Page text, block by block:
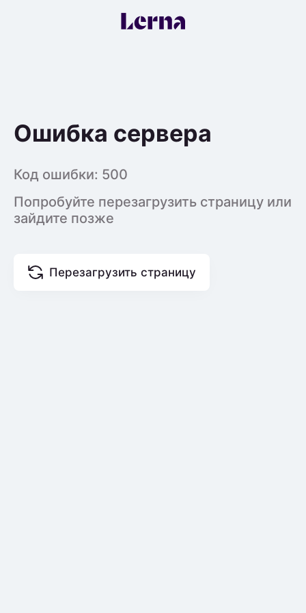
Ошибка сервера
Код ошибки: 500
Попробуйте перезагрузить страницу или
зайдите позже
Перезагрузить страницу